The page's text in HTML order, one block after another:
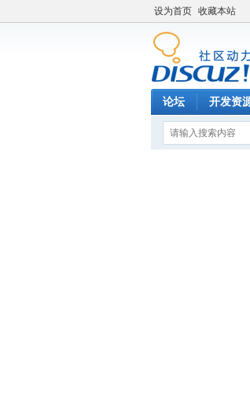
设为首页 收藏本站
论坛 开发资